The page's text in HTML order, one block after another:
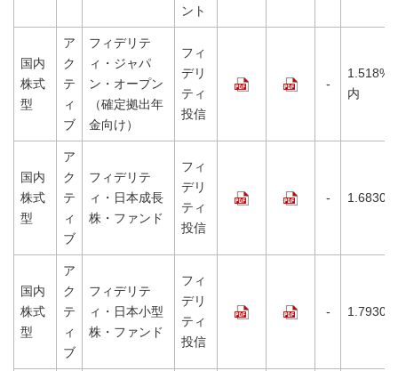
ント
国内
株式
型
ア
ク
テ
ィ
ブ
フィデリテ
ィ・ジャパ
ン・オープン
（確定拠出年
金向け）
フィ
デリ
ティ
投信
-
1.518%
内
国内
株式
型
ア
ク
テ
ィ
ブ
フィデリテ
ィ・日本成長
株・ファンド
フィ
デリ
ティ
投信
- 1.6830%
国内
株式
型
ア
ク
テ
ィ
ブ
フィデリテ
ィ・日本小型
株・ファンド
フィ
デリ
ティ
投信
- 1.7930%